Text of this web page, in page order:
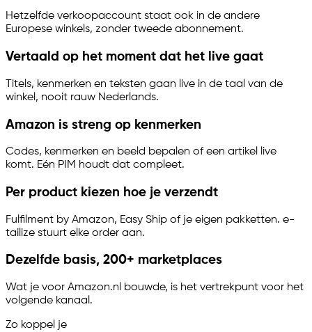
Hetzelfde verkoopaccount staat ook in de andere
Europese winkels, zonder tweede abonnement.
Vertaald op het moment dat het live gaat
Titels, kenmerken en teksten gaan live in de taal van de
winkel, nooit rauw Nederlands.
Amazon is streng op kenmerken
Codes, kenmerken en beeld bepalen of een artikel live
komt. Eén PIM houdt dat compleet.
Per product kiezen hoe je verzendt
Fulfilment by Amazon, Easy Ship of je eigen pakketten. e-
tailize stuurt elke order aan.
Dezelfde basis, 200+ marketplaces
Wat je voor Amazon.nl bouwde, is het vertrekpunt voor het
volgende kanaal.
Zo koppel je